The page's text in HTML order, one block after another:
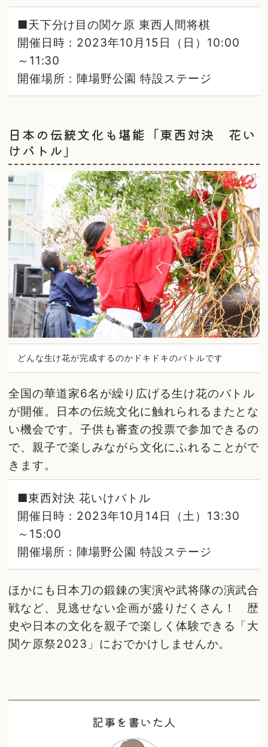
■天下分け目の関ケ原 東西人間将棋
開催日時：2023年10月15日（日）10:00
～11:30
開催場所：陣場野公園 特設ステージ
日本の伝統文化も堪能「東西対決 花い
けバトル」
どんな生け花が完成するのかドキドキのバトルです
全国の華道家6名が繰り広げる生け花のバトル
が開催。日本の伝統文化に触れられるまたとな
い機会です。子供も審査の投票で参加できるの
で、親子で楽しみながら文化にふれることがで
きます。
■東西対決 花いけバトル
開催日時：2023年10月14日（土）13:30
～15:00
開催場所：陣場野公園 特設ステージ
ほかにも日本刀の鍛錬の実演や武将隊の演武合
戦など、見逃せない企画が盛りだくさん！ 歴
史や日本の文化を親子で楽しく体験できる「大
関ケ原祭2023」におでかけしませんか。
記事を書いた人